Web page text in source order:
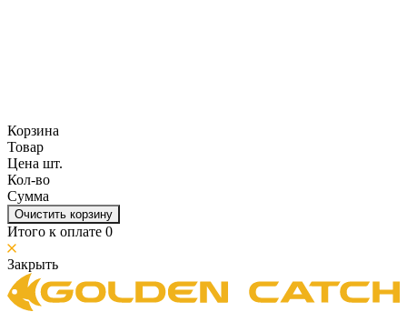
Корзина
Товар
Цена шт.
Кол-во
Сумма
Очистить корзину
Итого к оплате 0
Закрыть